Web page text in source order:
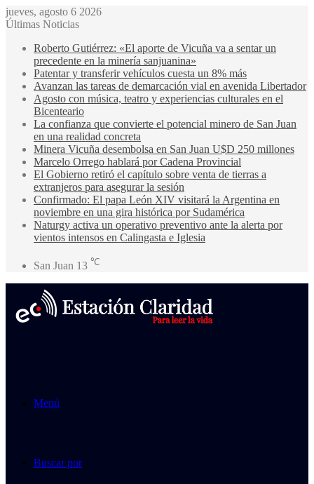
jueves, agosto 6 2026
Últimas Noticias
Roberto Gutiérrez: «El aporte de Vicuña va a sentar un
precedente en la minería sanjuanina»
Patentar y transferir vehículos cuesta un 8% más
Avanzan las tareas de demarcación vial en avenida Libertador
Agosto con música, teatro y experiencias culturales en el
Bicenteario
La confianza que convierte el potencial minero de San Juan
en una realidad concreta
Minera Vicuña desembolsa en San Juan U$D 250 millones
Marcelo Orrego hablará por Cadena Provincial
El Gobierno retiró el capítulo sobre venta de tierras a
extranjeros para asegurar la sesión
Confirmado: El papa León XIV visitará la Argentina en
noviembre en una gira histórica por Sudamérica
Naturgy activa un operativo preventivo ante la alerta por
vientos intensos en Calingasta e Iglesia
San Juan 13 ℃
Menú
Buscar por